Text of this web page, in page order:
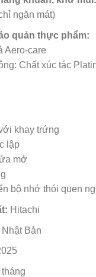
ngăn mát)
quản thực phẩm:
Aero-care
Chất xúc tác
khay trứng
lập
mở
bộ nhớ thói quen
Hitachi
Nhật Bản
tháng